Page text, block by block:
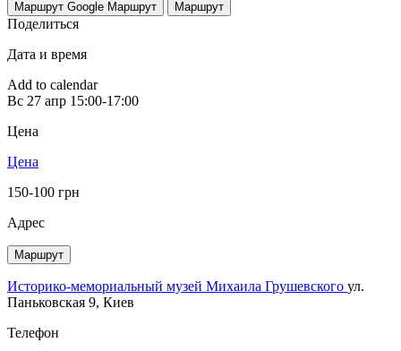
Маршрут Google Маршрут Маршрут
Поделиться
Дата и время
Add to calendar
Вс 27 апр 15:00-17:00
Цена
Цена
150-100 грн
Адрес
Маршрут
Историко-мемориальный музей Михаила Грушевского ул.
Паньковская 9, Киев
Телефон